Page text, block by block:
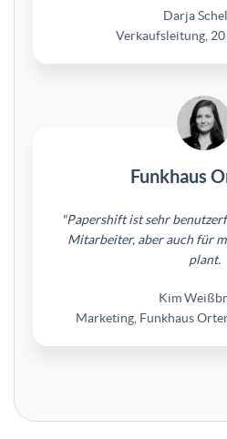
Darja
Verkaufsleitung,
Funkhaus
"Papershift ist sehr
Mitarbeiter, aber auch für
plant.
Kim
Marketing, Funkhaus